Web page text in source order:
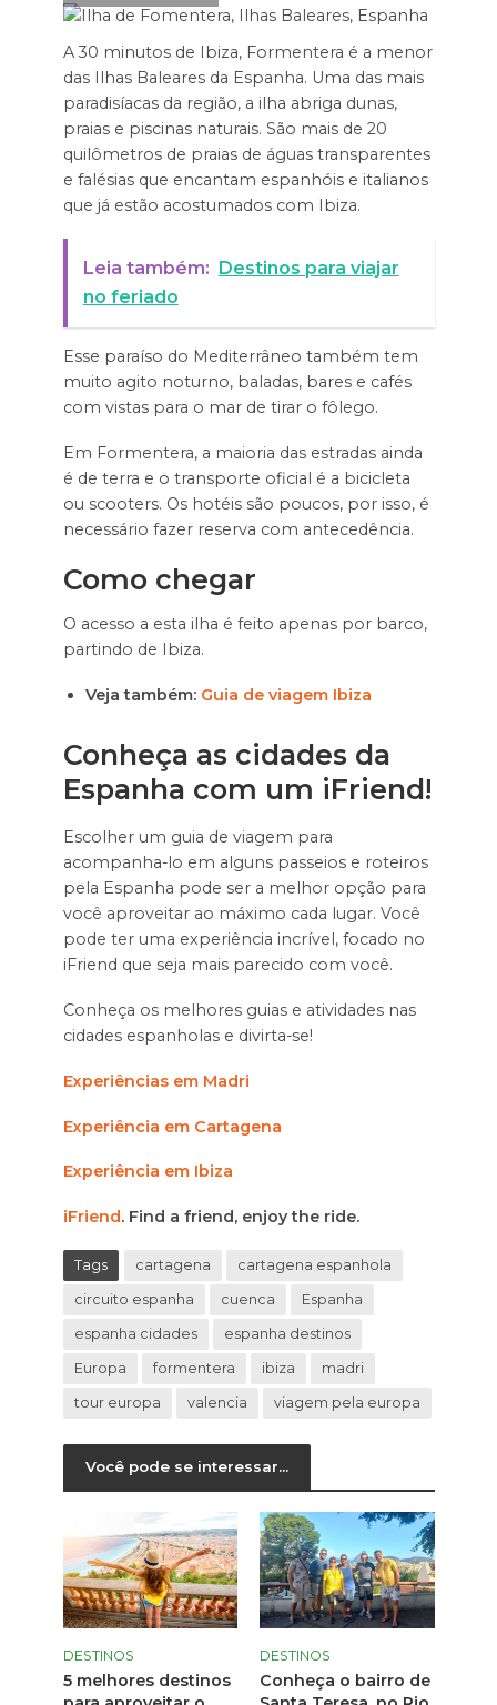
A 30 minutos de Ibiza, Formentera é a menor
das Ilhas Baleares da Espanha. Uma das mais
paradisíacas da região, a ilha abriga dunas,
praias e piscinas naturais. São mais de 20
quilômetros de praias de águas transparentes
e falésias que encantam espanhóis e italianos
que já estão acostumados com Ibiza.
Leia também: Destinos para viajar
no feriado
Esse paraíso do Mediterrâneo também tem
muito agito noturno, baladas, bares e cafés
com vistas para o mar de tirar o fôlego.
Em Formentera, a maioria das estradas ainda
é de terra e o transporte oficial é a bicicleta
ou scooters. Os hotéis são poucos, por isso, é
necessário fazer reserva com antecedência.
Como chegar
O acesso a esta ilha é feito apenas por barco,
partindo de Ibiza.
Veja também:Guia de viagem Ibiza
Conheça as cidades da
Espanha com um iFriend!
Escolher um guia de viagem para
acompanha-lo em alguns passeios e roteiros
pela Espanha pode ser a melhor opção para
você aproveitar ao máximo cada lugar. Você
pode ter uma experiência incrível, focado no
iFriend que seja mais parecido com você.
Conheça os melhores guias e atividades nas
cidades espanholas e divirta-se!
Experiências em Madri
Experiência em Cartagena
Experiência em Ibiza
iFriend. Find a friend, enjoy the ride.
Tags cartagena cartagena espanhola
circuito espanha cuenca Espanha
espanha cidades espanha destinos
Europa formentera ibiza madri
tour europa valencia viagem pela europa
Você pode se interessar...
DESTINOS
5 melhores destinos
DESTINOS
Conheça o bairro de